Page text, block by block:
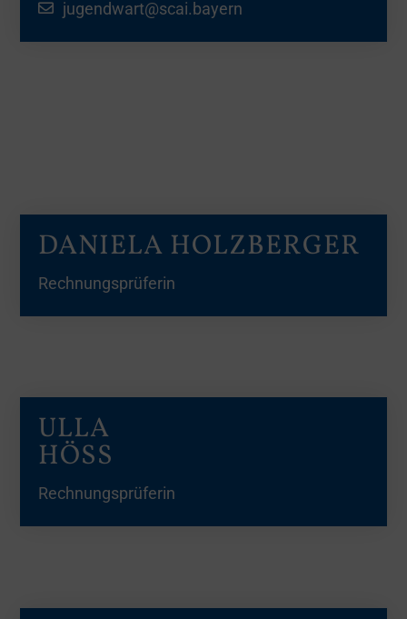
jugendwart@scai.bayern
DANIELA HOLZBERGER
Rechnungsprüferin
ULLA
HÖSS
Rechnungsprüferin